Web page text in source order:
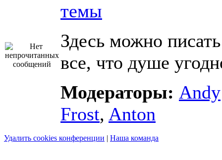
темы
Здесь можно писать
все, что душе
Модераторы: Andy
Frost, Anton
Удалить cookies конференции | Наша команда